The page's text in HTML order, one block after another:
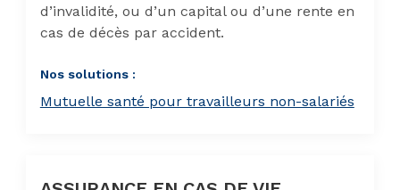
d’invalidité, ou d’un capital ou d’une rente en
cas de décès par accident.
Nos solutions :
Mutuelle santé pour travailleurs non-salariés